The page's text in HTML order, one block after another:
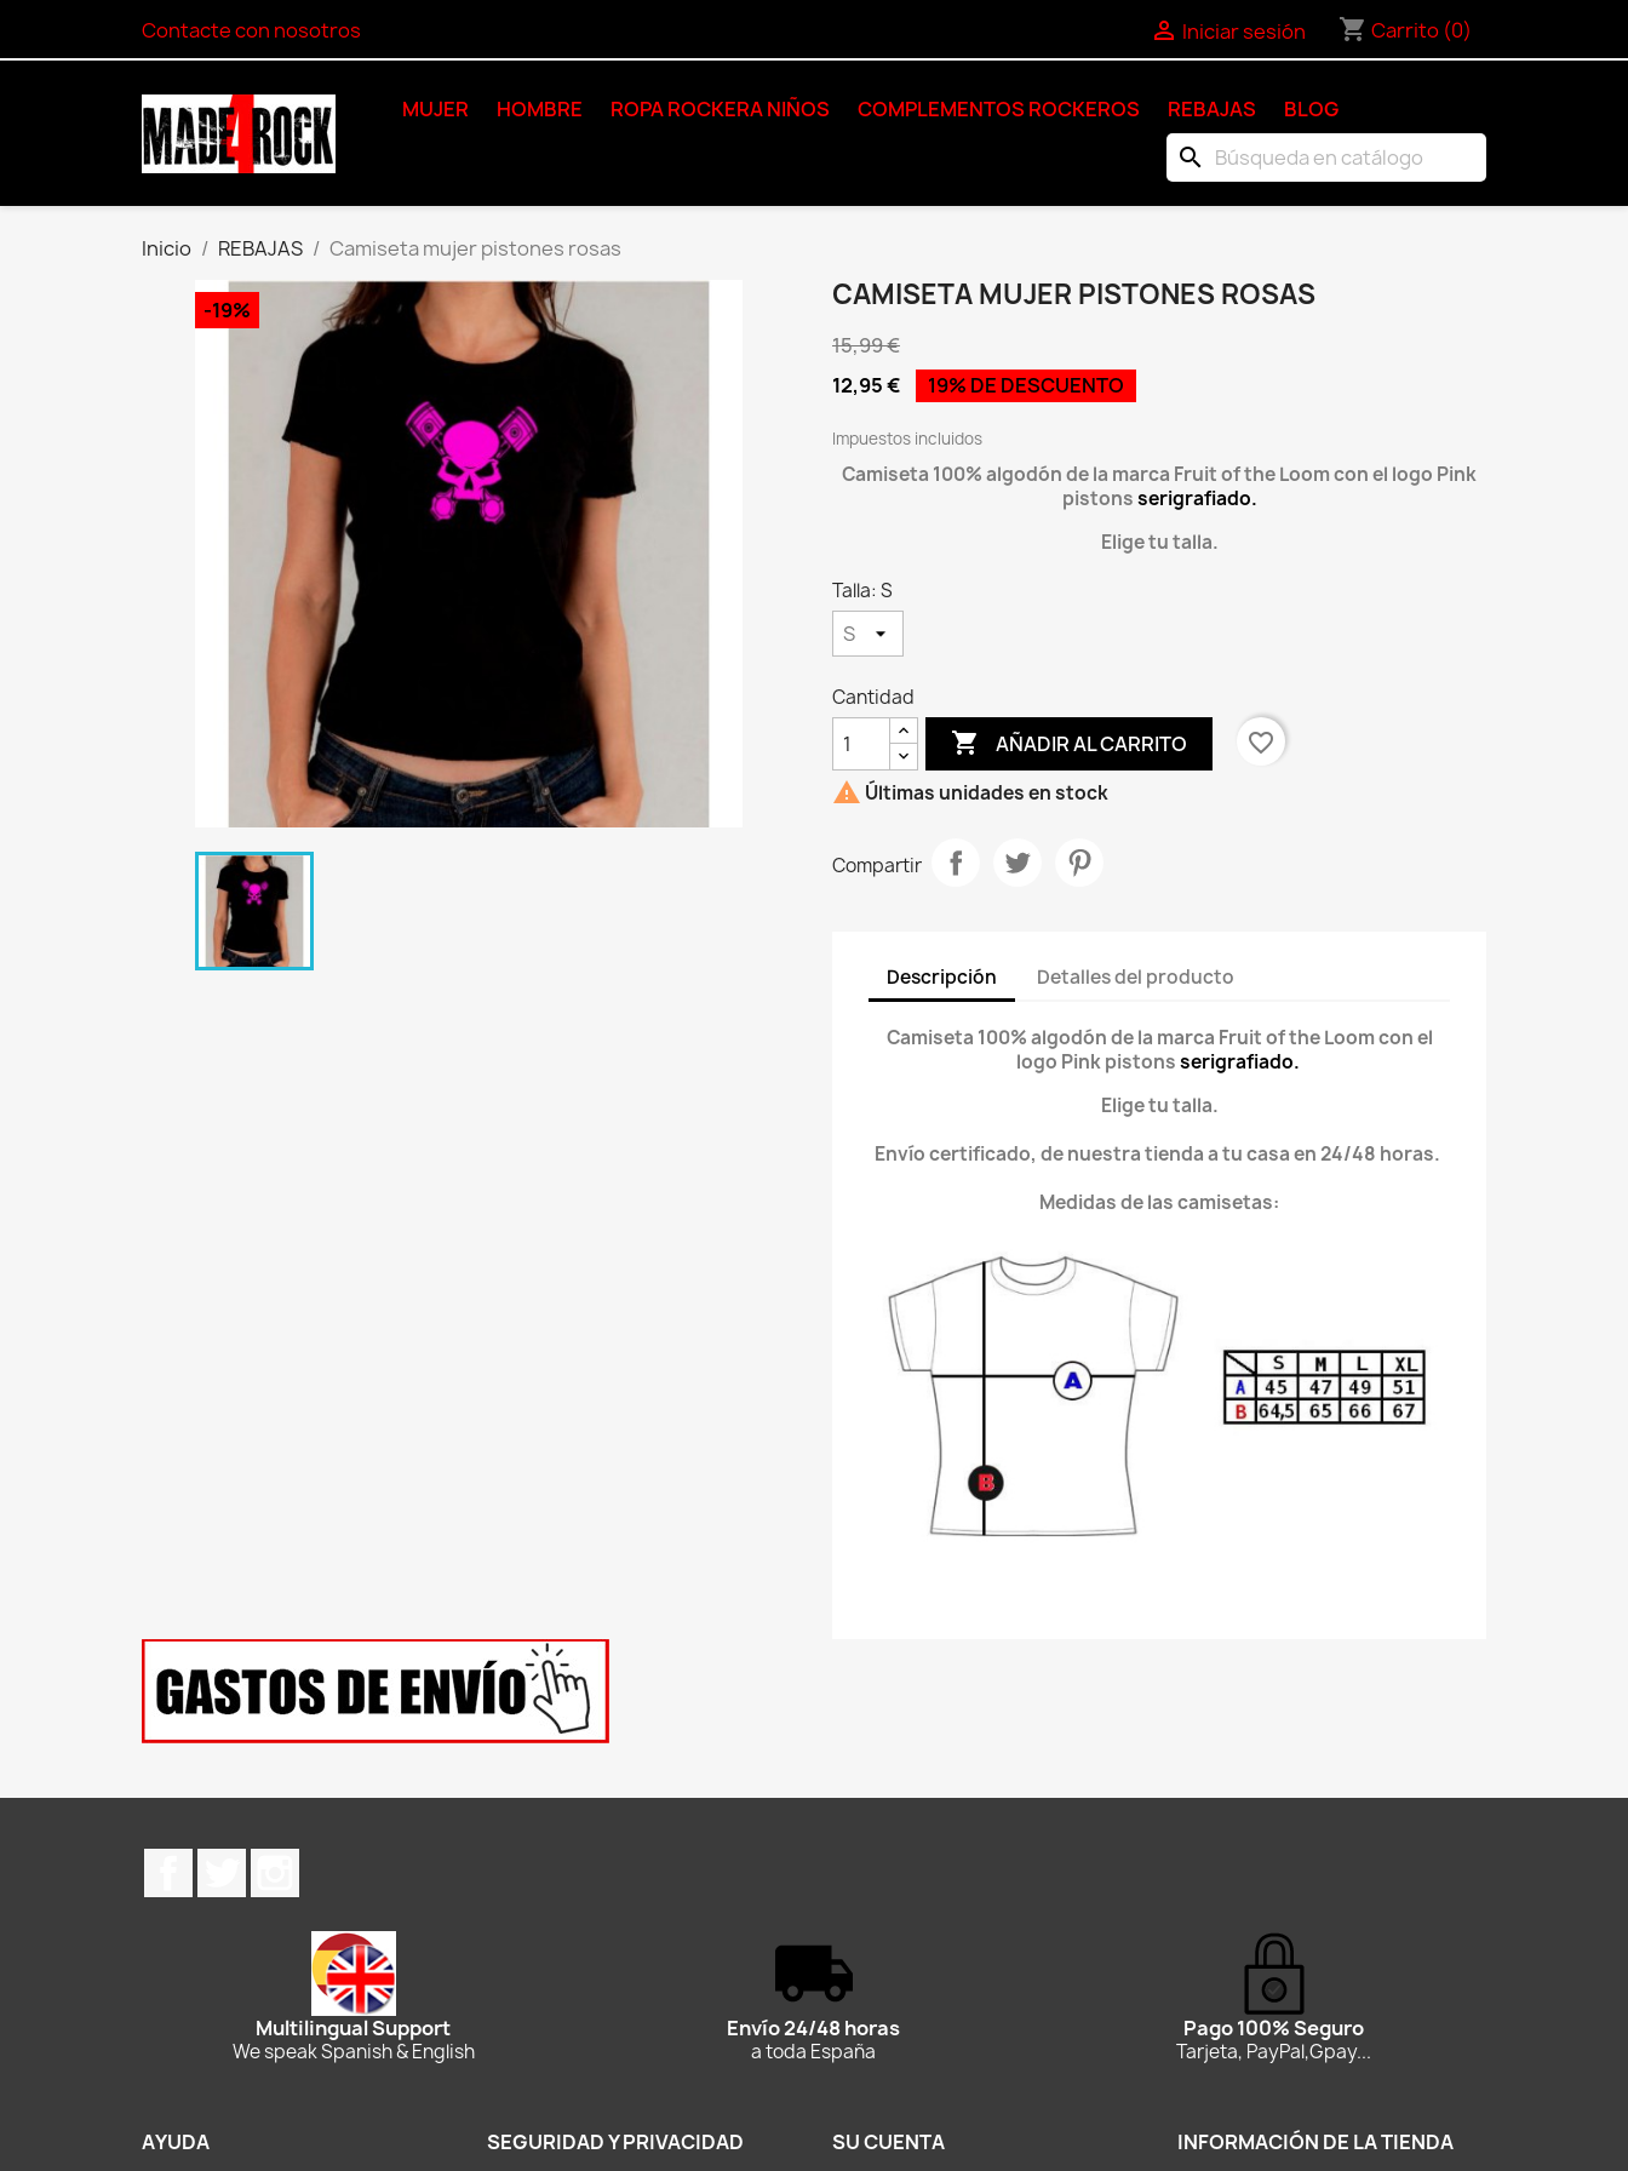
Contacte con nosotros  Iniciar sesión shopping_cart Carrito (0)
MUJER HOMBRE ROPA ROCKERA NIÑOS COMPLEMENTOS ROCKEROS REBAJAS BLOG
search
Inicio REBAJAS Camiseta mujer pistones rosas
-19% CAMISETA MUJER PISTONES ROSAS
15,99 €
12,95 €
19% DE DESCUENTO
Impuestos incluidos
Camiseta 100% algodón de la marca Fruit of the Loom con el logo Pink
pistonsserigrafiado.
Elige tu talla.
Talla: S
Cantidad
 AÑADIR AL CARRITO
favorite_border
 Últimas unidades en stock
Compartir
Descripción Detalles del producto
Camiseta 100% algodón de la marca Fruit of the Loom con el
logo Pink pistonsserigrafiado.
Elige tu talla.
Envío certificado, de nuestra tienda a tu casa en 24/48 horas.
Medidas de las camisetas:
Multilingual Support
We speak Spanish & English
Envío 24/48 horas
a toda España
Pago 100% Seguro
Tarjeta, PayPal,Gpay...
AYUDA SEGURIDAD Y PRIVACIDAD SU CUENTA INFORMACIÓN DE LA TIENDA